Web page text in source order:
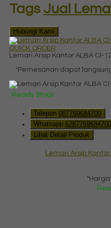
Tags Jual
Hubungi Kami
QUICK ORDER
Lemari Arsip Kantor ALBA CI-
*Pemesanan dapat
Ready Stock
Telepon 087769684700
Whatsapp 6287769684700
Lihat Detail Produk
Lemari Arsip
*Harga